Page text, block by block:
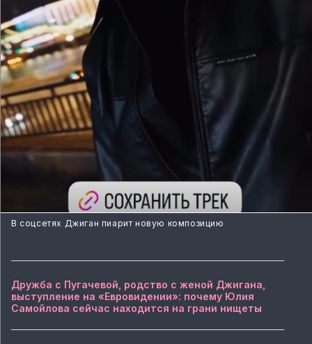
В соцсетях Джиган пиарит новую композицию
Дружба с Пугачевой, родство с женой Джигана,
выступление на «Евровидении»: почему Юлия
Самойлова сейчас находится на грани нищеты